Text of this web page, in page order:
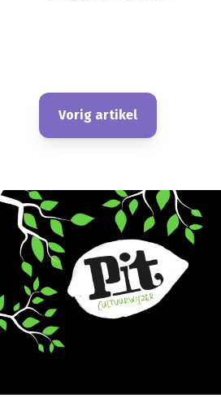
Vorig artikel